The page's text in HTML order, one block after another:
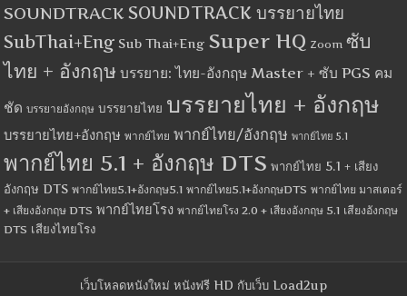
SOUNDTRACK SOUNDTRACK บรรยายไทย
SubThai+Eng Sub Thai+Eng Super HQ Zoom ซับ
ไทย + อังกฤษ บรรยาย: ไทย-อังกฤษ Master + ซับ PGS คม
ชัด บรรยายอังกฤษ บรรยายไทย บรรยายไทย + อังกฤษ
บรรยายไทย+อังกฤษ พากย์ไทย พากย์ไทย/อังกฤษ พากย์ไทย 5.1
พากย์ไทย 5.1 + อังกฤษ DTS พากย์ไทย 5.1 + เสียง
อังกฤษ DTS พากย์ไทย5.1+อังกฤษ5.1 พากย์ไทย5.1+อังกฤษDTS พากย์ไทย มาสเตอร์
+ เสียงอังกฤษ DTS พากย์ไทยโรง พากย์ไทยโรง 2.0 + เสียงอังกฤษ 5.1 เสียงอังกฤษ
DTS เสียงไทยโรง
เว็บโหลดหนังใหม่ หนังฟรี HD กับเว็บ Load2up